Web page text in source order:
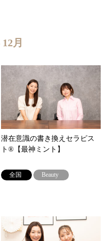
月
潜在意識の書き換えセラピス
ト®︎【最神ミント】
全国 Beauty